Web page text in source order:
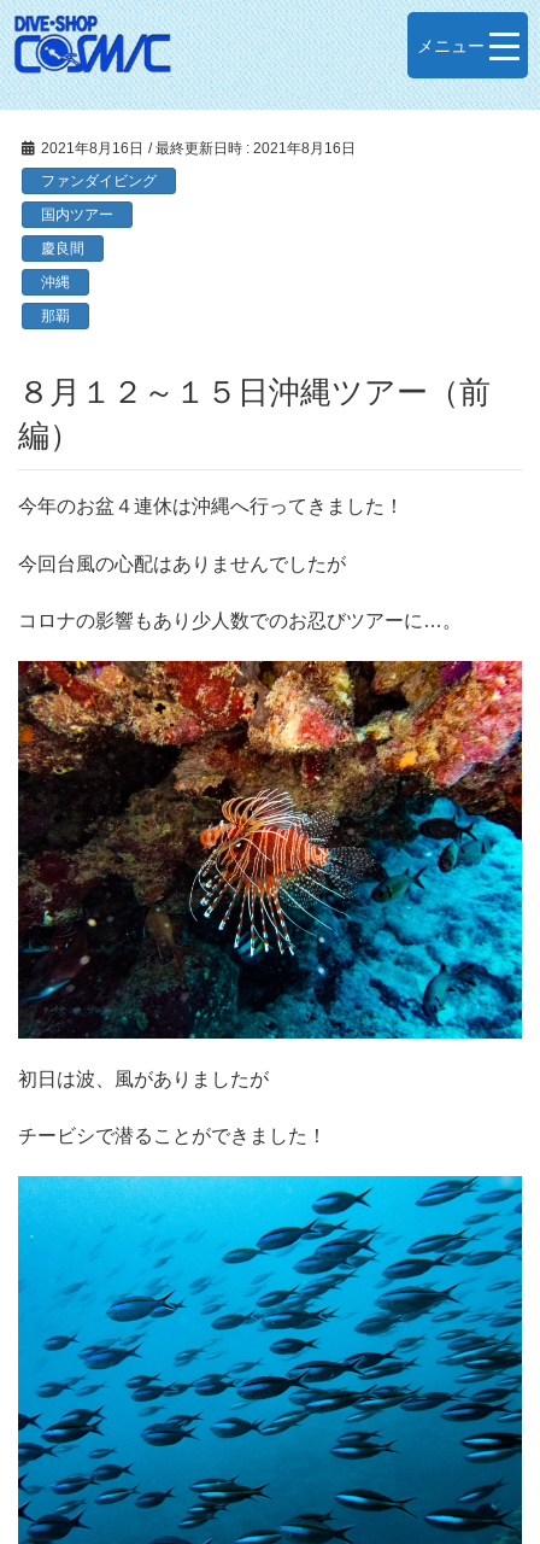
メニュー
2021年8月16日 / 最終更新日時 : 2021年8月16日
ファンダイビング
国内ツアー
慶良間
沖縄
那覇
８月１２～１５日沖縄ツアー（前
編）
今年のお盆４連休は沖縄へ行ってきました！
今回台風の心配はありませんでしたが
コロナの影響もあり少人数でのお忍びツアーに…。
初日は波、風がありましたが
チービシで潜ることができました！